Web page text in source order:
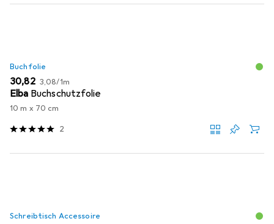
Buchfolie
EUR
30,82 EUR
3,08/1m
Elba Buchschutzfolie
10 m x 70 cm
2
Schreibtisch Accessoire